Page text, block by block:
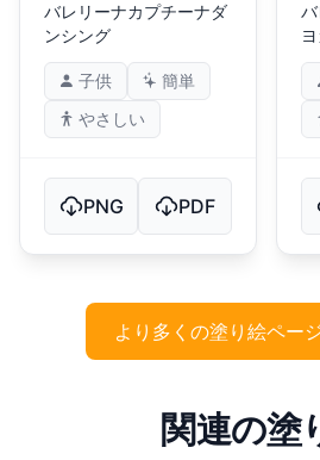
バレリーナカプチーナダ
ンシング
子供
簡単
やさしい
PNG PDF
より多くの塗り絵ペー
関連の塗